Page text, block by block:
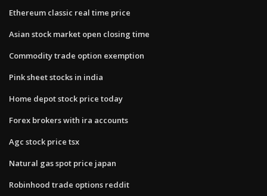
Ethereum classic real time price
Asian stock market open closing time
Commodity trade option exemption
Pink sheet stocks in india
Home depot stock price today
Forex brokers with ira accounts
Agc stock price tsx
Natural gas spot price japan
Robinhood trade options reddit